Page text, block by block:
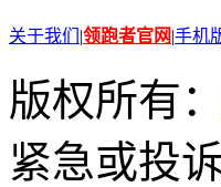
关于我们 |领跑者官网|手机
版权所有：
紧急或投